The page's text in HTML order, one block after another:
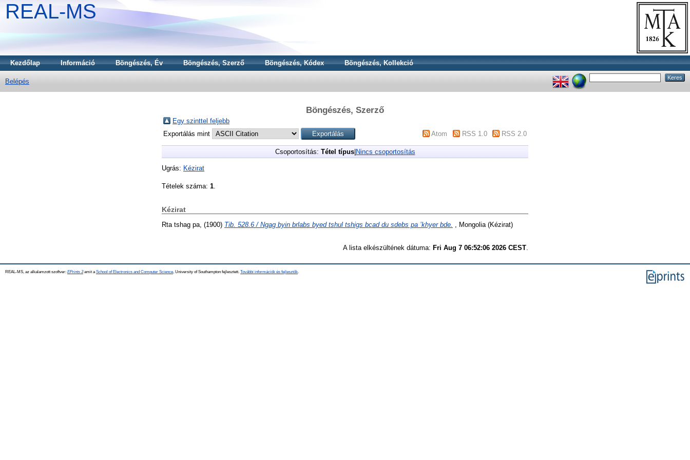
REAL-MS
Kezdőlap Információ Böngészés, Év Böngészés, Szerző Böngészés, Kódex Böngészés, Kollekció
Belépés
Böngészés, Szerző
Egy szinttel feljebb
Exportálás mint
Atom RSS 1.0 RSS 2.0
Csoportosítás: Tétel típus| Nincs csoportosítás
Ugrás: Kézirat
Tételek száma: 1
Kézirat
Rta tshag pa, (1900) Tib. 528.6 / Ngag byin brlabs byed tshul tshigs bcad du sdebs pa ’khyer bde. , Mongolia (Kézirat)
A lista elkészültének dátuma: Fri Aug 7 06:52:06 2026 CEST
REAL-MS, az alkalamzott szoftver: EPrints 3amit a School of Electronics and Computer Science , University of Southampton fejlesztett. További információk és fejlesztők